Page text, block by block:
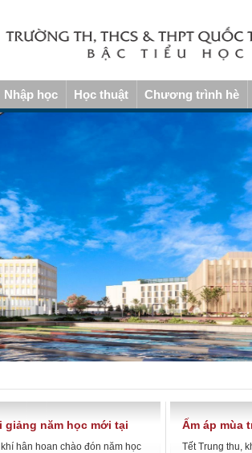
Nhập học Học thuật Chương trình hè
giảng năm học mới tại
Á Châu
hân hoan chào đón năm học
Ấm áp mùa
Tết Trung thu,